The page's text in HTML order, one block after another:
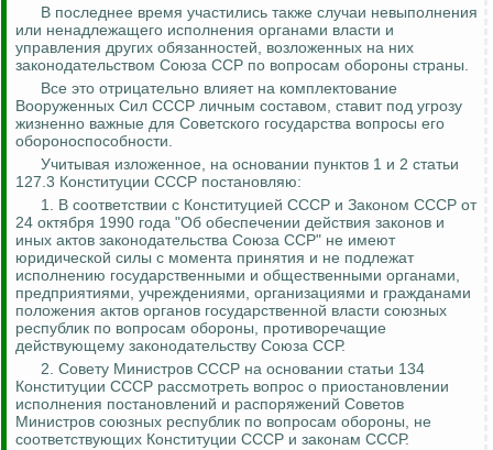
В последнее время участились также случаи невыполнения
или ненадлежащего исполнения органами власти и
управления других обязанностей, возложенных на них
законодательством Союза ССР по вопросам обороны страны.
Все это отрицательно влияет на комплектование
Вооруженных Сил СССР личным составом, ставит под угрозу
жизненно важные для Советского государства вопросы его
обороноспособности.
Учитывая изложенное, на основании пунктов 1 и 2 статьи
127.3 Конституции СССР постановляю:
1. В соответствии с Конституцией СССР и Законом СССР от
24 октября 1990 года "Об обеспечении действия законов и
иных актов законодательства Союза ССР" не имеют
юридической силы с момента принятия и не подлежат
исполнению государственными и общественными органами,
предприятиями, учреждениями, организациями и гражданами
положения актов органов государственной власти союзных
республик по вопросам обороны, противоречащие
действующему законодательству Союза ССР.
2. Совету Министров СССР на основании статьи 134
Конституции СССР рассмотреть вопрос о приостановлении
исполнения постановлений и распоряжений Советов
Министров союзных республик по вопросам обороны, не
соответствующих Конституции СССР и законам СССР.